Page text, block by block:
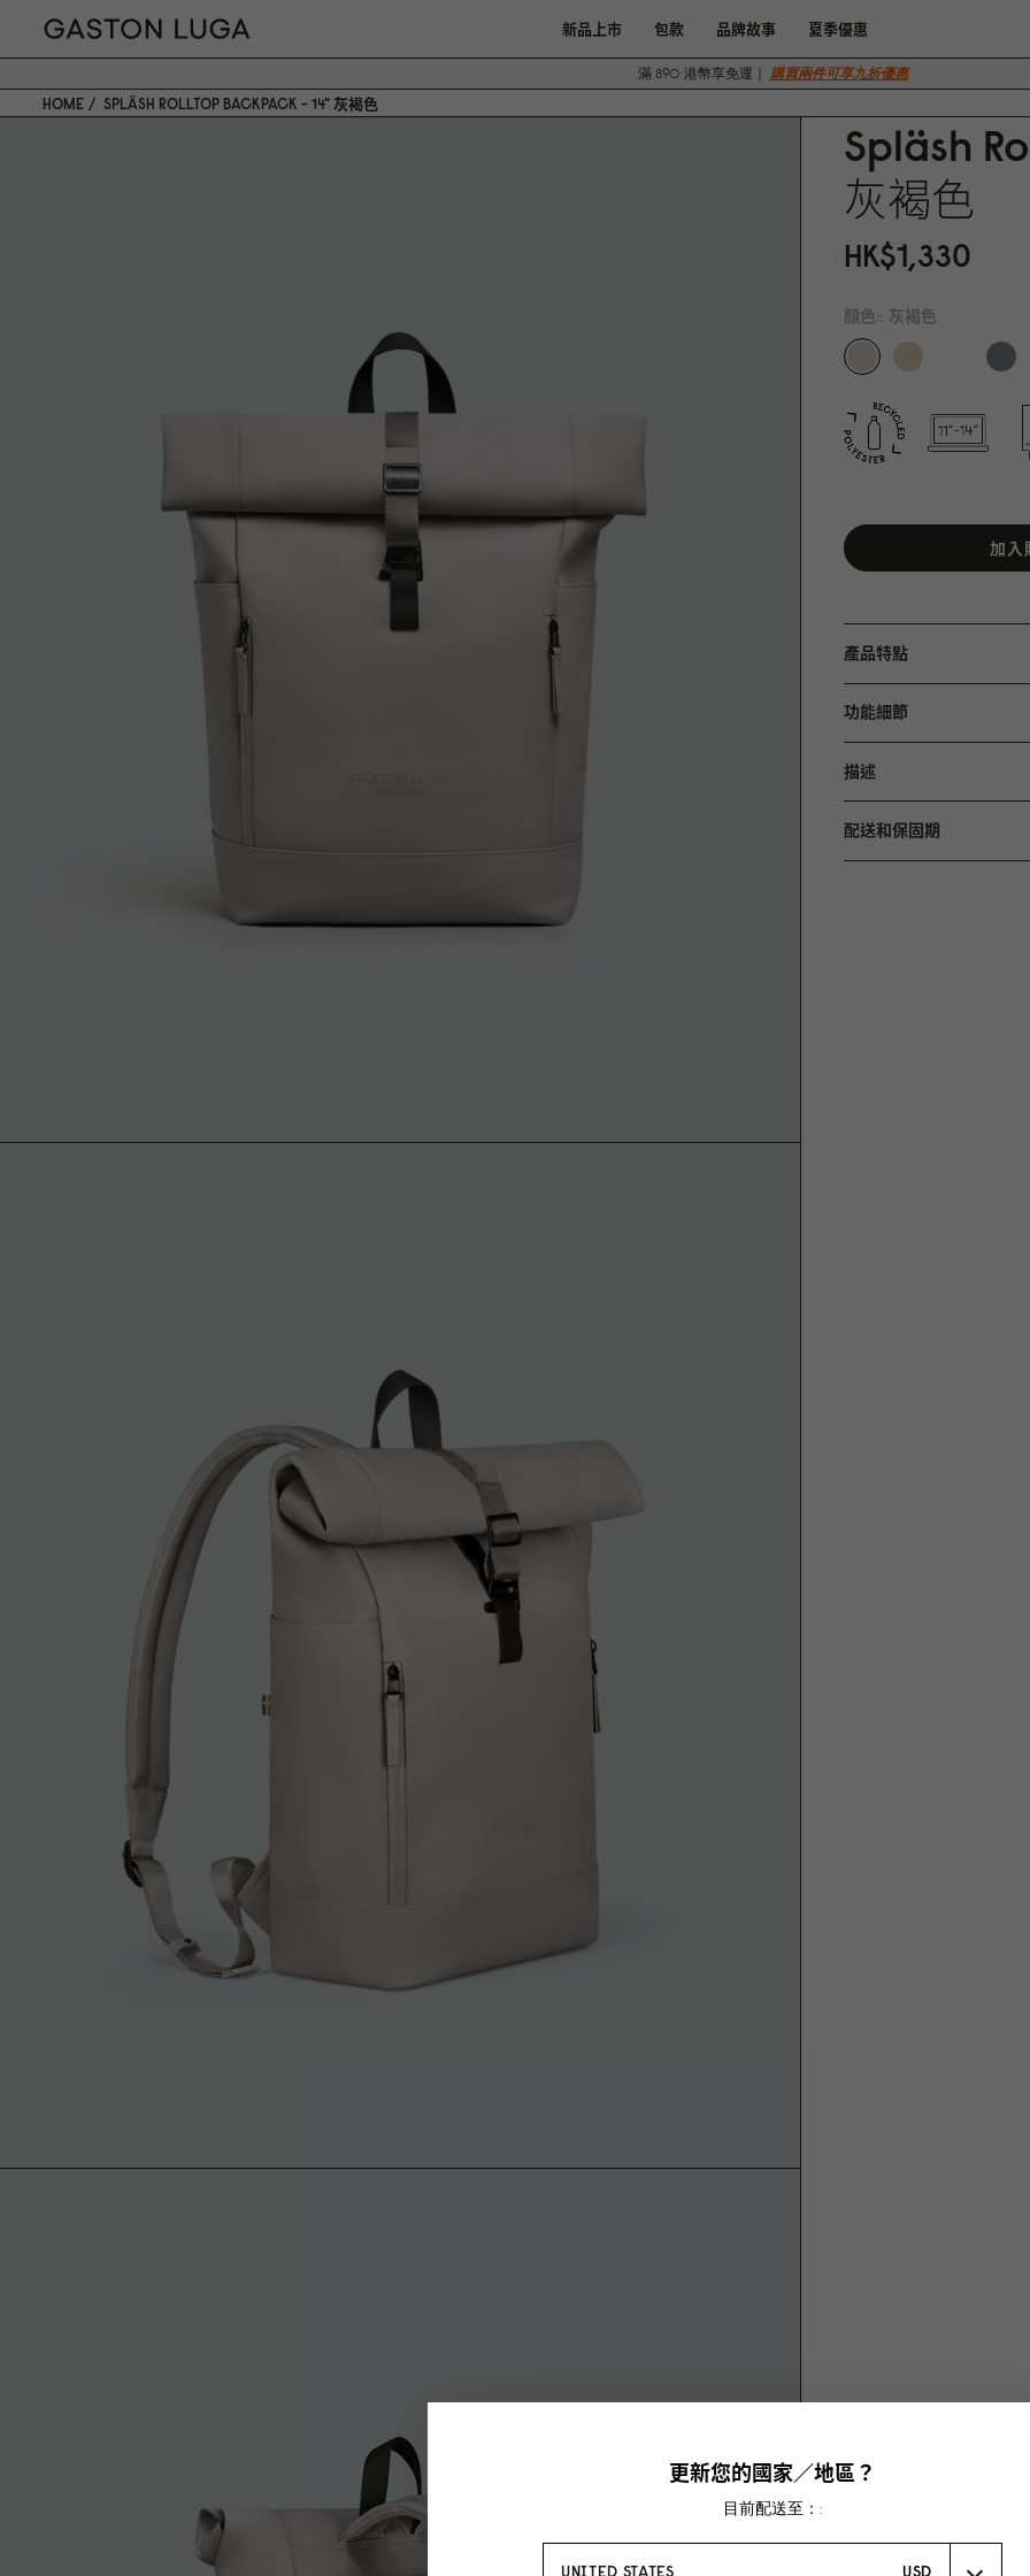
新品上市 包款 品牌故事 夏季優惠
滿 890 港幣享免運｜ 購買兩件可享九折優惠
HOME SPLÄSH ROLLTOP BACKPACK - 14" 灰褐色
Spläsh
灰褐色
HK$1,330
顏色:: 灰褐色
加入
產品特點
功能細節
描述
配送和保固期
更新您的國家／地區？
目前配送至：:
UNITED STATES USD